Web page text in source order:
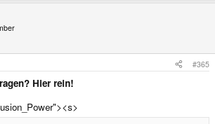
#365
Hier rein!